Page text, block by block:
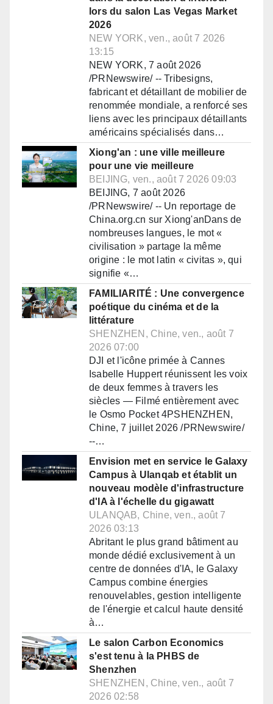
lors du salon Las Vegas Market
2026
NEW YORK, ven., août 7 2026
13:15
NEW YORK, 7 août 2026
/PRNewswire/ -- Tribesigns,
fabricant et détaillant de mobilier de
renommée mondiale, a renforcé ses
liens avec les principaux détaillants
américains spécialisés dans…
Xiong'an : une ville meilleure
pour une vie meilleure
BEIJING, ven., août 7 2026 09:03
BEIJING, 7 août 2026
/PRNewswire/ -- Un reportage de
China.org.cn sur Xiong'anDans de
nombreuses langues, le mot «
civilisation » partage la même
origine : le mot latin « civitas », qui
signifie «…
FAMILIARITÉ : Une convergence
poétique du cinéma et de la
littérature
SHENZHEN, Chine, ven., août 7
2026 07:00
DJI et l'icône primée à Cannes
Isabelle Huppert réunissent les voix
de deux femmes à travers les
siècles — Filmé entièrement avec
le Osmo Pocket 4PSHENZHEN,
Chine, 7 juillet 2026 /PRNewswire/
--…
Envision met en service le Galaxy
Campus à Ulanqab et établit un
nouveau modèle d'infrastructure
d'IA à l'échelle du gigawatt
ULANQAB, Chine, ven., août 7
2026 03:13
Abritant le plus grand bâtiment au
monde dédié exclusivement à un
centre de données d'IA, le Galaxy
Campus combine énergies
renouvelables, gestion intelligente
de l'énergie et calcul haute densité
à…
Le salon Carbon Economics
s'est tenu à la PHBS de
Shenzhen
SHENZHEN, Chine, ven., août 7
2026 02:58